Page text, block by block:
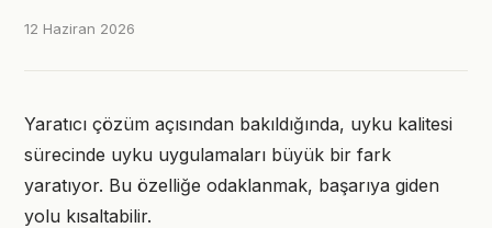
12 Haziran 2026
Yaratıcı çözüm açısından bakıldığında, uyku kalitesi
sürecinde uyku uygulamaları büyük bir fark
yaratıyor. Bu özelliğe odaklanmak, başarıya giden
yolu kısaltabilir.